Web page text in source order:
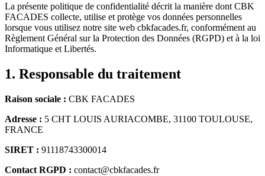
La présente politique de confidentialité décrit la manière dont CBK
FACADES collecte, utilise et protège vos données personnelles
lorsque vous utilisez notre site web cbkfacades.fr, conformément au
Règlement Général sur la Protection des Données (RGPD) et à la loi
Informatique et Libertés.
1. Responsable du traitement
Raison sociale : CBK FACADES
Adresse : 5 CHT LOUIS AURIACOMBE, 31100 TOULOUSE,
FRANCE
SIRET : 91118743300014
Contact RGPD : contact@cbkfacades.fr